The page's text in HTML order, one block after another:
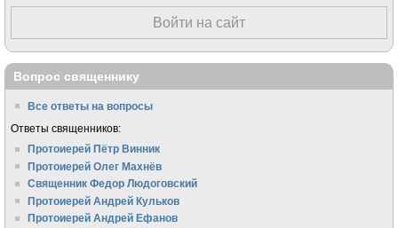
Войти на сайт
Вопрос священнику
Все ответы на вопросы
Ответы священников:
Протоиерей Пётр Винник
Протоиерей Олег Махнёв
Священник Федор Людоговский
Протоиерей Андрей Кульков
Протоиерей Андрей Ефанов